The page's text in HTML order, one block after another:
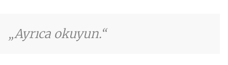
Ayrıca okuyun.